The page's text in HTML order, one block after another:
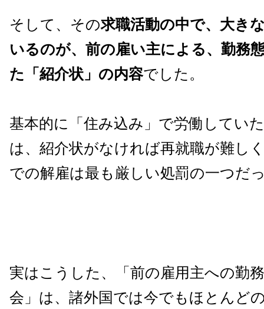
そして、その求職活動の中で、大き
いるのが、前の雇い主による、勤務
た「紹介状」の内容でした。
基本的に「住み込み」で労働してい
は、紹介状がなければ再就職が難し
での解雇は最も厳しい処罰の一つだ
実はこうした、「前の雇用主への勤
会」は、諸外国では今でもほとんど